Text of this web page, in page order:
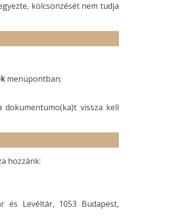
kölcsönzését nem tudja
menüpontban;
dokumentumo(ka)t vissza kell
hozzánk:
és Levéltár, 1053 Budapest,